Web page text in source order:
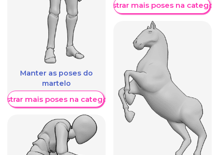
Manter as poses do
martelo
mais poses na categoria
Mostrar mais poses na